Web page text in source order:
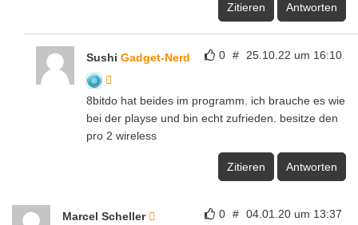
Zitieren Antworten
0 # 25.10.22 um 16:10
Sushi Gadget-Nerd
8bitdo hat beides im programm. ich brauche es wie
bei der playse und bin echt zufrieden. besitze den
pro 2 wireless
Zitieren Antworten
0 # 04.01.20 um 13:37
Marcel Scheller